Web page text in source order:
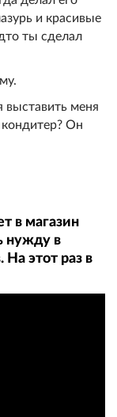
и красивые
ты сделал
меня
Он
в магазин
нужду в
этот раз в